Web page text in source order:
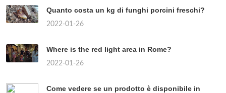
Quanto costa un kg di funghi porcini freschi?
2022-01-26
Where is the red light area in Rome?
2022-01-26
Come vedere se un prodotto è disponibile in